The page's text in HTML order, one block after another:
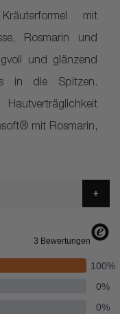
mit
Rosmarin und
und glänzend
in die Spitzen.
mit Rosmarin,